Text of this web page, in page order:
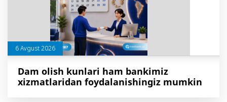
6 Avgust 2026
Dam olish kunlari ham bankimiz
xizmatlaridan foydalanishingiz mumkin